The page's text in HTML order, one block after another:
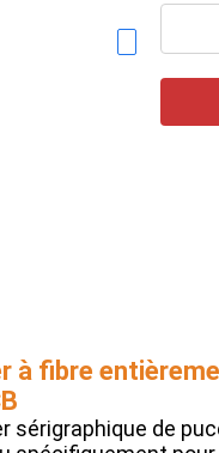
à fibre
sérigraphique de